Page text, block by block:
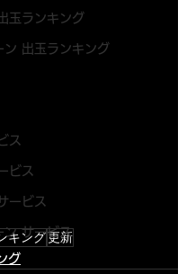
玉ランキング
ン 出玉ランキング
ス
ビス
ービス
ン サービス
キング更新
グ